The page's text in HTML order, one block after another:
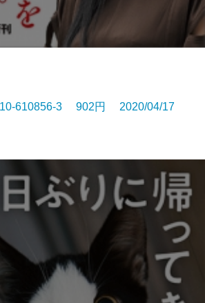
610856-3 902円 2020/04/17